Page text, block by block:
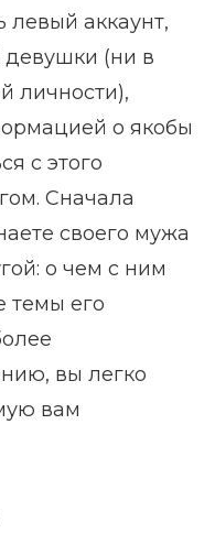
левый аккаунт,
девушки (ни в
личности),
о якобы
с этого
Сначала
своего мужа
о чем с ним
темы его
вы легко
вам